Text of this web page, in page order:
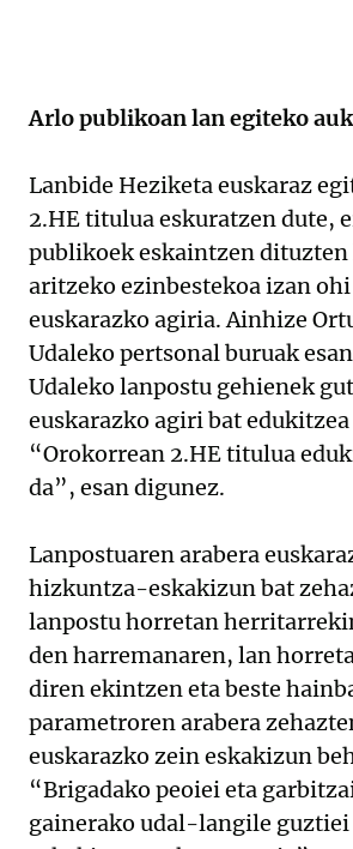
Arlo publikoan lan egiteko
Lanbide Heziketa euskaraz
2.HE titulua eskuratzen dute,
publikoek eskaintzen
aritzeko ezinbestekoa izan
euskarazko agiria. Ainhize
Udaleko pertsonal buruak
Udaleko lanpostu gehienek
euskarazko agiri bat
“Orokorrean 2.HE titulua
da”, esan digunez.
Lanpostuaren arabera
hizkuntza-eskakizun bat
lanpostu horretan
den harremanaren, lan
diren ekintzen eta beste
parametroren arabera
euskarazko zein eskakizun
“Brigadako peoiei eta
gainerako udal-langile